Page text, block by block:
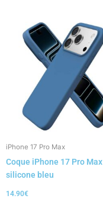
iPhone 17 Pro Max
Coque iPhone 17 Pro Max
silicone bleu
14.90€